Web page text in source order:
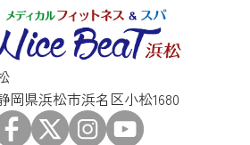
岡県浜松市浜名区小松1680